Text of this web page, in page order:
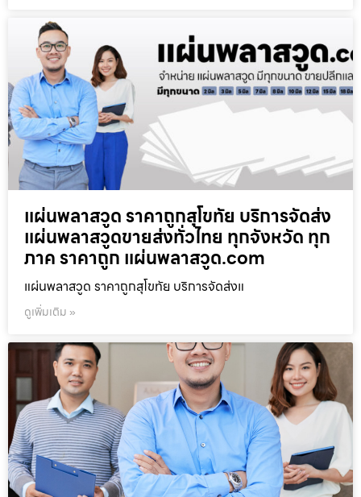
แผ่นพลาสวูด ราคาถูกสุโขทัย บริการจัดส่ง
แผ่นพลาสวูดขายส่งทั่วไทย ทุกจังหวัด ทุก
ภาค ราคาถูก แผ่นพลาสวูด.com
แผ่นพลาสวูด ราคาถูกสุโขทัย บริการจัดส่งแ
ดูเพิ่มเติม »